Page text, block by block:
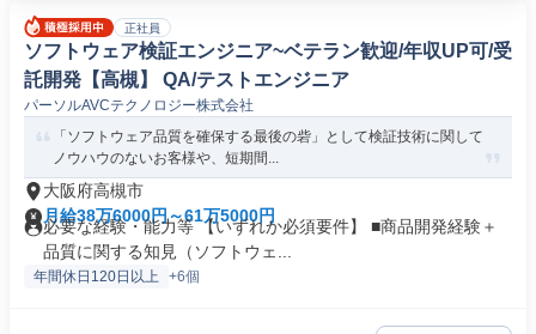
正社員
ソフトウェア検証エンジニア~ベテラン歓迎/年収UP可/受
託開発【高槻】 QA/テストエンジニア
パーソルAVCテクノロジー株式会社
「ソフトウェア品質を確保する最後の砦」として検証技術に関して
ノウハウのないお客様や、短期間...
大阪府高槻市
月給38万6000円～61万5000円
必要な経験・能力等 【いずれか必須要件】 ■商品開発経験＋
品質に関する知見（ソフトウェ...
年間休日120日以上 +6個